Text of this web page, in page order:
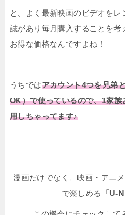
と、よく最新映画のビデオをレ
誌があり毎月購入することを考
お得な価格なんですよね！
うちではアカウント4つを兄弟
OK）で使っているので、1家族
用しちゃってます♪
漫画だけでなく、映画・アニ
で楽しめる
「U-